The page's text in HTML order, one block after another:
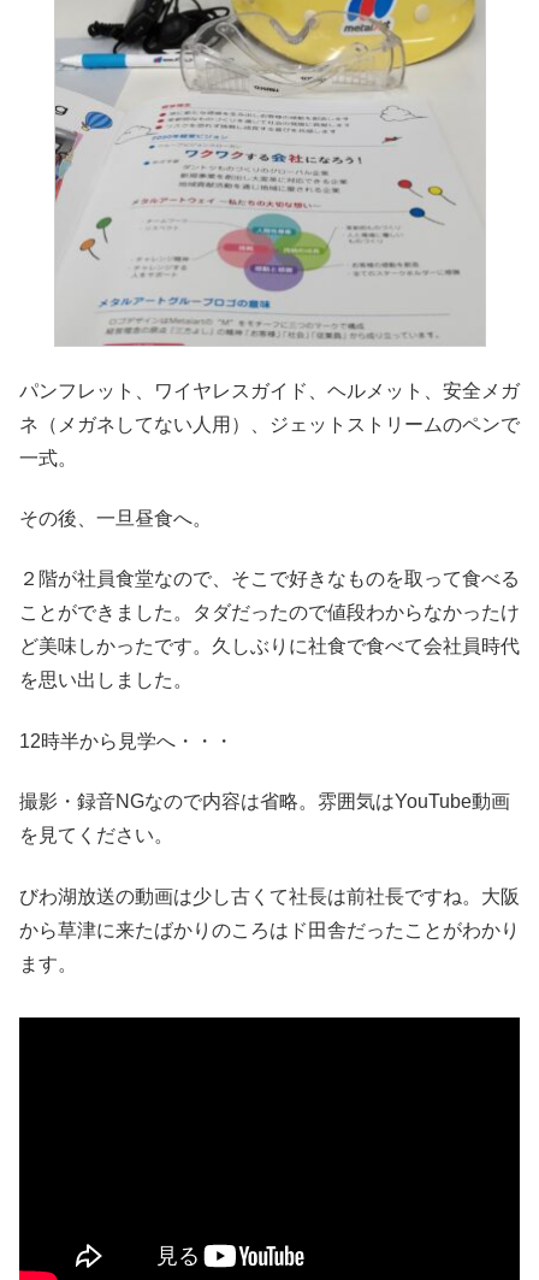
パンフレット、ワイヤレスガイド、ヘルメット、安全メガ
ネ（メガネしてない人用）、ジェットストリームのペンで
一式。
その後、一旦昼食へ。
２階が社員食堂なので、そこで好きなものを取って食べる
ことができました。タダだったので値段わからなかったけ
ど美味しかったです。久しぶりに社食で食べて会社員時代
を思い出しました。
12時半から見学へ・・・
撮影・録音NGなので内容は省略。雰囲気はYouTube動画
を見てください。
びわ湖放送の動画は少し古くて社長は前社長ですね。大阪
から草津に来たばかりのころはド田舎だったことがわかり
ます。